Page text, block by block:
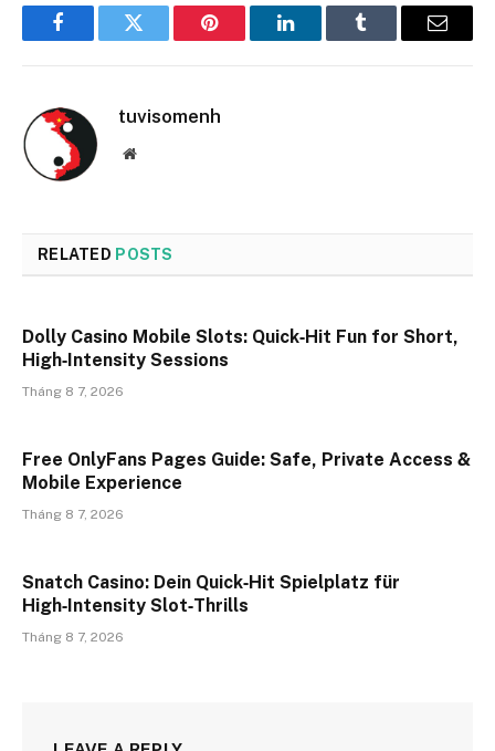
FacebookTwitter Pinterest LinkedInTumblr Email
tuvisomenh
Website
RELATED POSTS
Dolly Casino Mobile Slots: Quick‑Hit Fun for Short,
High‑Intensity Sessions
Tháng 8 7, 2026
Free OnlyFans Pages Guide: Safe, Private Access &
Mobile Experience
Tháng 8 7, 2026
Snatch Casino: Dein Quick‑Hit Spielplatz für
High‑Intensity Slot‑Thrills
Tháng 8 7, 2026